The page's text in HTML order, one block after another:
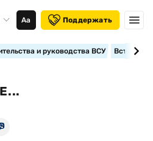
Аа Поддержать
и руководства ВСУ